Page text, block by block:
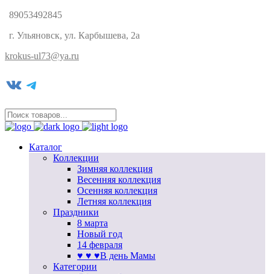
89053492845
г. Ульяновск, ул. Карбышева, 2а
krokus-ul73@ya.ru
VK Telegram
Каталог
Коллекции
Зимняя коллекция
Весенняя коллекция
Осенняя коллекция
Летняя коллекция
Праздники
8 марта
Новый год
14 февраля
♥ ♥ ♥В день Мамы
Категории